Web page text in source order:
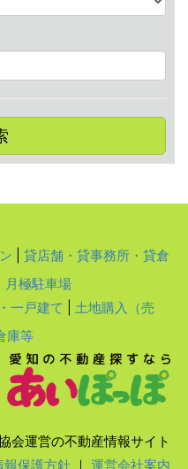
貸店舗・貸事務所・貸倉
月極駐車場
一戸建て
土地購入（売
庫等
会運営の不動産情報サイト
報保護方針 ｜ 運営会社案内